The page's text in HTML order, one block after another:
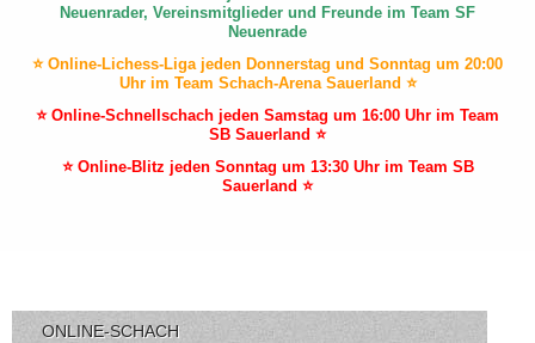
Neuenrader, Vereinsmitglieder und Freunde im Team SF
Neuenrade
⭐ Online-Lichess-Liga jeden Donnerstag und Sonntag um 20:00
Uhr im Team Schach-Arena Sauerland ⭐
⭐ Online-Schnellschach jeden Samstag um 16:00 Uhr im Team
SB Sauerland ⭐
⭐ Online-Blitz jeden Sonntag um 13:30 Uhr im Team SB
Sauerland ⭐
ONLINE-SCHACH